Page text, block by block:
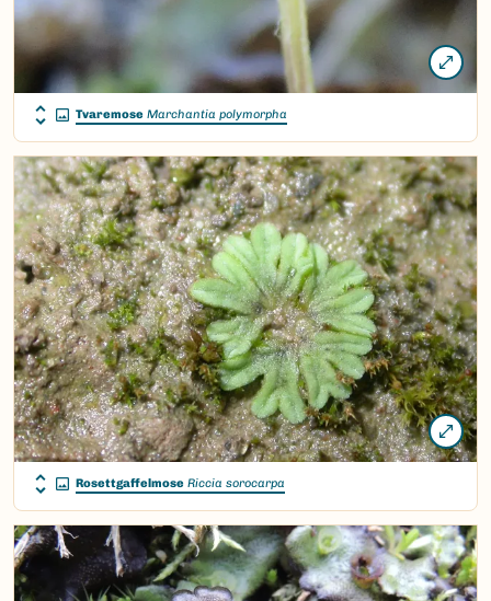
Tvaremose Marchantia polymorpha
Rosettgaffelmose Riccia sorocarpa